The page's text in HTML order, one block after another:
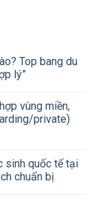
Top bang du
lý”
vùng miền,
private)
sinh quốc tế tại
chuẩn bị